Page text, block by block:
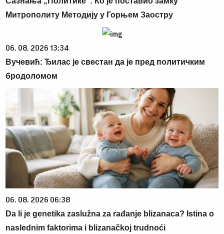
Митрополиту Методију у Горњем Заостру
06. 08. 2026 13:34
Вучевић: Ђилас је свестан да је пред политичким
бродоломом
06. 08. 2026 06:38
Da li je genetika zaslužna za rađanje blizanaca? Istina o
naslednim faktorima i blizanačkoj trudnoći